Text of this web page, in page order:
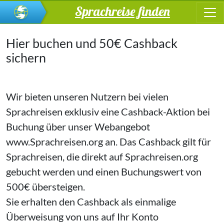
Sprachreise finden
Hier buchen und 50€ Cashback
sichern
Wir bieten unseren Nutzern bei vielen
Sprachreisen exklusiv eine Cashback-Aktion bei
Buchung über unser Webangebot
www.Sprachreisen.org an. Das Cashback gilt für
Sprachreisen, die direkt aufSprachreisen.org
gebucht werden und einen Buchungswert von
500€ übersteigen.
Sie erhalten den Cashback als einmalige
Überweisung von uns auf Ihr Konto